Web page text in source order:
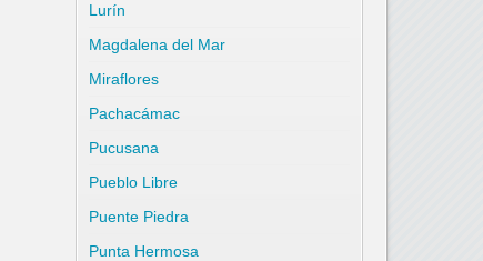
Lurín
Magdalena del Mar
Miraflores
Pachacámac
Pucusana
Pueblo Libre
Puente Piedra
Punta Hermosa